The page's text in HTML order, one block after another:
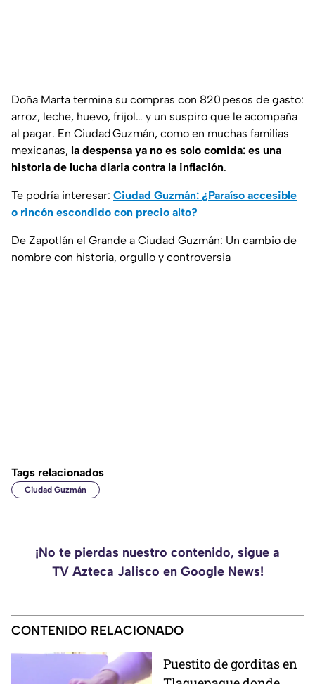
Doña Marta termina su compras con 820 pesos de gasto:
arroz, leche, huevo, frijol… y un suspiro que le acompaña
al pagar. En Ciudad Guzmán, como en muchas familias
mexicanas, la despensa ya no es solo comida: es una
historia de lucha diaria contra la inflación.
Te podría interesar: Ciudad Guzmán: ¿Paraíso accesible
o rincón escondido con precio alto?
De Zapotlán el Grande a Ciudad Guzmán: Un cambio de
nombre con historia, orgullo y controversia
Tags relacionados
Ciudad Guzmán
¡No te pierdas nuestro contenido, sigue a
TV Azteca Jalisco en Google News!
CONTENIDO RELACIONADO
Puestito de gorditas en